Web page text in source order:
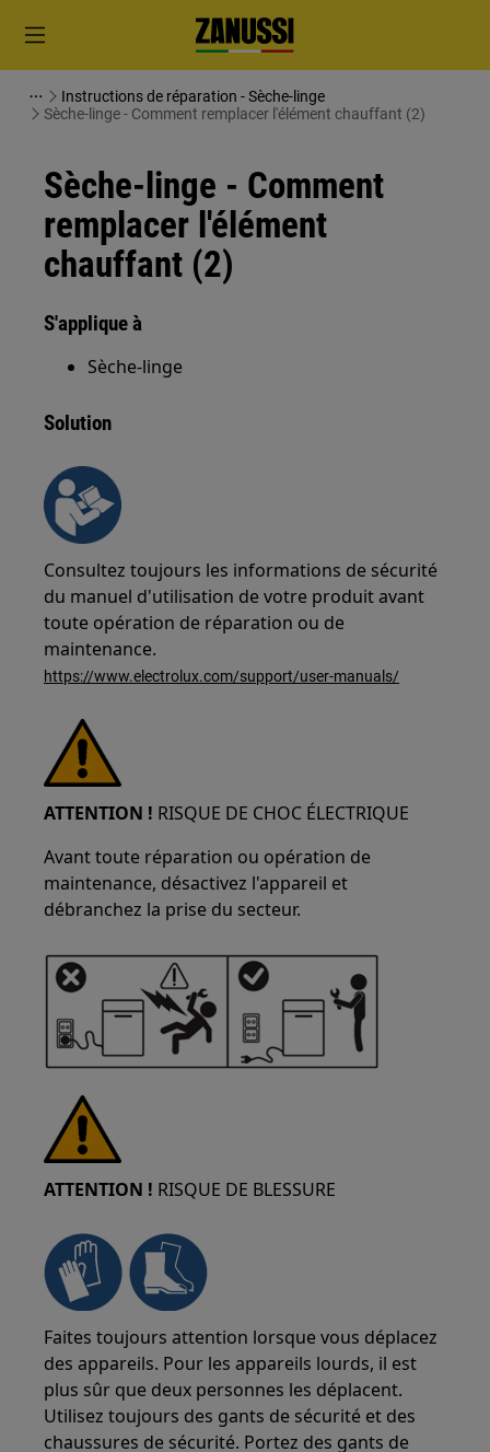
Instructions de réparation - Sèche-linge
Sèche-linge - Comment remplacer l'élément chauffant (2)
Sèche-linge - Comment
remplacer l'élément
chauffant (2)
S'applique à
Sèche-linge
Solution
Consultez toujours les informations de sécurité
du manuel d'utilisation de votre produit avant
toute opération de réparation ou de
maintenance.
https://www.electrolux.com/support/user-manuals/
ATTENTION ! RISQUE DE CHOC ÉLECTRIQUE
Avant toute réparation ou opération de
maintenance, désactivez l'appareil et
débranchez la prise du secteur.
ATTENTION ! RISQUE DE BLESSURE
Faites toujours attention lorsque vous déplacez
des appareils. Pour les appareils lourds, il est
plus sûr que deux personnes les déplacent.
Utilisez toujours des gants de sécurité et des
chaussures de sécurité. Portez des gants de